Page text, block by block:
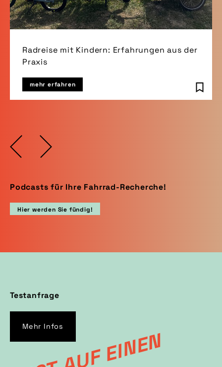
Radreise mit Kindern: Erfahrungen aus der
Praxis
mehr erfahren
Podcasts für Ihre Fahrrad-Recherche!
Hier werden Sie fündig!
Testanfrage
Mehr Infos